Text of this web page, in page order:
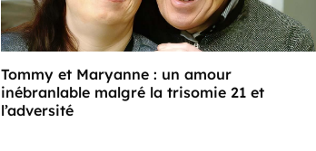
Tommy et Maryanne : un amour
inébranlable malgré la trisomie 21 et
l’adversité